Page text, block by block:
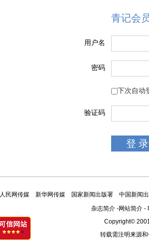
青记会
用户名
密码
下次自动
验证码
人民网传媒 新华网传媒 国家新闻出版署
中国新闻
杂志简介 -网站简介 -
Copyright©
转载需注明来源